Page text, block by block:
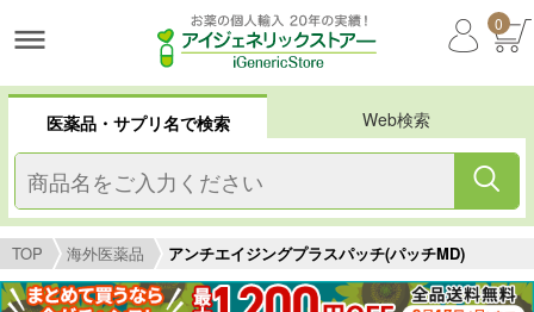
0
医薬品・サプリ名で検索 Web検索
TOP 海外医薬品 アンチエイジングプラスパッチ(パッチMD)